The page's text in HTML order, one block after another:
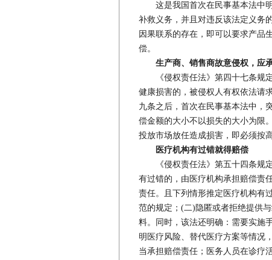
这是我国首次在民事基本法中明
补救义务，并且对违反该法定义务
因果联系的存在，即可以要求产品
偿。
生产商、销售商故意侵权，应
《侵权责任法》第四十七条规定
健康损害的，被侵权人有权依法请
九条之后，首次在民事基本法中，
偿金额的大小不以损失的大小为限
投放市场放任造成损害，即必须按
医疗机构有过错就得赔偿
《侵权责任法》第五十四条规定
有过错的，由医疗机构承担赔偿责
责任。且下列情形推定医疗机构有
范的规定；(二)隐匿或者拒绝提供
料。同时，该法还明确：需要实施
明医疗风险、替代医疗方案等情况
当承担赔偿责任；医务人员在诊疗